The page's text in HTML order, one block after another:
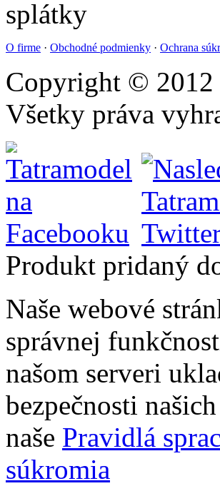
O firme · Obchodné podmienky · Ochrana
Copyright © 2012
Všetky práva
Produkt pridaný
Naše webové
správnej
našom serveri
bezpečnosti
naše Pravidlá
súkromia